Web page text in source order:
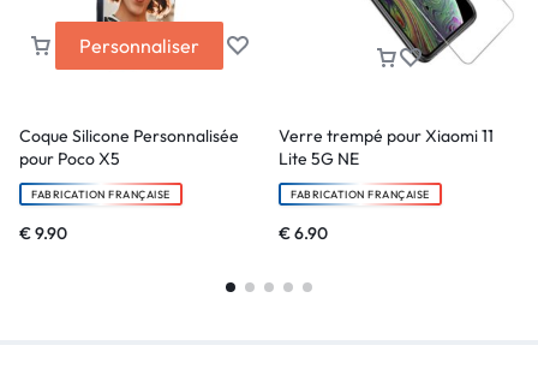
Personnaliser
Coque Silicone Personnalisée
pour Poco X5
FABRICATION FRANÇAISE
€9.90
Verre trempé pour Xiaomi 11
Lite 5G NE
FABRICATION FRANÇAISE
€6.90